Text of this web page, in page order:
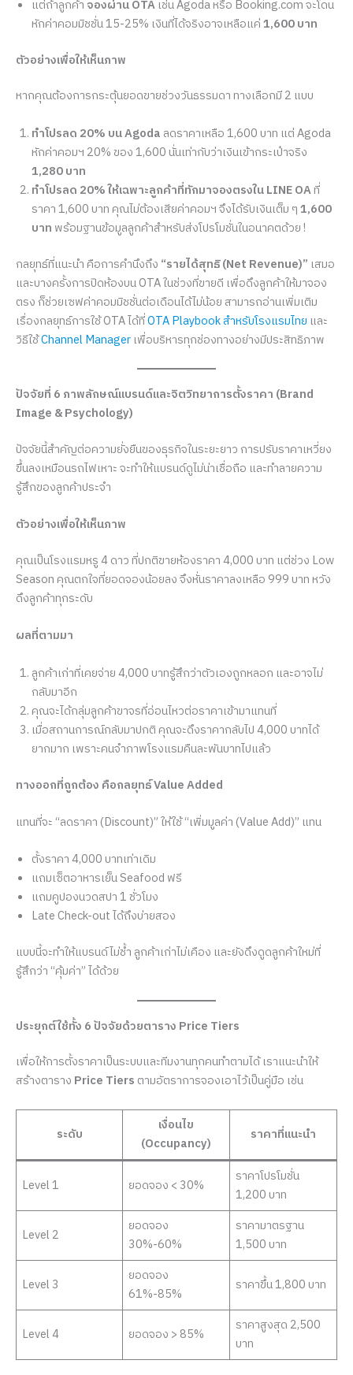
แต่ถ้าลูกค้าจองผ่าน OTA เช่น Agoda หรือ Booking.com จะโดน
หักค่าคอมมิชชั่น 15-25% เงินที่ได้จริงอาจเหลือแค่1,600 บาท
ตัวอย่างเพื่อให้เห็นภาพ
หากคุณต้องการกระตุ้นยอดขายช่วงวันธรรมดา ทางเลือกมี 2 แบบ
ทำโปรลด 20% บน Agoda ลดราคาเหลือ 1,600 บาท แต่ Agoda
หักค่าคอมฯ 20% ของ 1,600 นั่นเท่ากับว่าเงินเข้ากระเป๋าจริง
1,280 บาท
ทำโปรลด 20% ให้เฉพาะลูกค้าที่ทักมาจองตรงใน LINE OAที่
ราคา 1,600 บาท คุณไม่ต้องเสียค่าคอมฯ จึงได้รับเงินเต็ม ๆ1,600
บาท พร้อมฐานข้อมูลลูกค้าสำหรับส่งโปรโมชั่นในอนาคตด้วย !
กลยุทธ์ที่แนะนำ คือการคำนึงถึง “รายได้สุทธิ (Net Revenue)” เสมอ
และบางครั้งการปิดห้องบน OTA ในช่วงที่ขายดี เพื่อดึงลูกค้าให้มาจอง
ตรง ก็ช่วยเซฟค่าคอมมิชชั่นต่อเดือนได้ไม่น้อย สามารถอ่านเพิ่มเติม
เรื่องกลยุทธ์การใช้ OTA ได้ที่OTA Playbook สำหรับโรงแรมไทย และ
วิธีใช้Channel Manager เพื่อบริหารทุกช่องทางอย่างมีประสิทธิภาพ
ปัจจัยที่ 6 ภาพลักษณ์แบรนด์และจิตวิทยาการตั้งราคา (Brand
Image & Psychology)
ปัจจัยนี้สำคัญต่อความยั่งยืนของธุรกิจในระยะยาว การปรับราคาเหวี่ยง
ขึ้นลงเหมือนรถไฟเหาะ จะทำให้แบรนด์ดูไม่น่าเชื่อถือ และทำลายความ
รู้สึกของลูกค้าประจำ
ตัวอย่างเพื่อให้เห็นภาพ
คุณเป็นโรงแรมหรู 4 ดาว ที่ปกติขายห้องราคา 4,000 บาท แต่ช่วง Low
Season คุณตกใจที่ยอดจองน้อยลง จึงหั่นราคาลงเหลือ 999 บาท หวัง
ดึงลูกค้าทุกระดับ
ผลที่ตามมา
ลูกค้าเก่าที่เคยจ่าย 4,000 บาทรู้สึกว่าตัวเองถูกหลอก และอาจไม่
กลับมาอีก
คุณจะได้กลุ่มลูกค้าขาจรที่อ่อนไหวต่อราคาเข้ามาแทนที่
เมื่อสถานการณ์กลับมาปกติ คุณจะดึงราคากลับไป 4,000 บาทได้
ยากมาก เพราะคนจำภาพโรงแรมคืนละพันบาทไปแล้ว
ทางออกที่ถูกต้อง คือกลยุทธ์ Value Added
แทนที่จะ “ลดราคา (Discount)” ให้ใช้ “เพิ่มมูลค่า (Value Add)” แทน
ตั้งราคา 4,000 บาทเท่าเดิม
แถมเซ็ตอาหารเย็น Seafood ฟรี
แถมคูปองนวดสปา 1 ชั่วโมง
Late Check-out ได้ถึงบ่ายสอง
แบบนี้จะทำให้แบรนด์ไม่ช้ำ ลูกค้าเก่าไม่เคือง และยังดึงดูดลูกค้าใหม่ที่
รู้สึกว่า “คุ้มค่า” ได้ด้วย
ประยุกต์ใช้ทั้ง 6 ปัจจัยด้วยตาราง Price Tiers
เพื่อให้การตั้งราคาเป็นระบบและทีมงานทุกคนทำตามได้ เราแนะนำให้
สร้างตาราง Price Tiers ตามอัตราการจองเอาไว้เป็นคู่มือ เช่น
ระดับ
เงื่อนไข
(Occupancy)
ราคาที่แนะนำ
Level 1 ยอดจอง < 30%
ราคาโปรโมชั่น
1,200 บาท
Level 2
ยอดจอง
30%-60%
ราคามาตรฐาน
1,500 บาท
Level 3
ยอดจอง
61%-85%
ราคาขึ้น 1,800 บาท
Level 4 ยอดจอง > 85%
ราคาสูงสุด 2,500
บาท